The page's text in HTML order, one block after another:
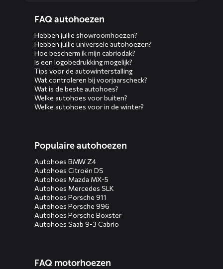
menusFAQ autohoezen
Hebben jullie showroomhoezen?
Hebben jullie universele autohoezen?
Hoe bescherm ik mijn cabriodak?
Is een logobedrukking mogelijk?
Tips voor de autowinterstalling
Wat controleren bij voorjaarscheck?
Wat is de beste autohoes?
Welke autohoes voor buiten?
Welke autohoes voor in de winter?
Populaire autohoezen
Autohoes BMW Z4
Autohoes Citroën DS
Autohoes Mazda MX-5
Autohoes Mercedes SLK
Autohoes Porsche 911
Autohoes Porsche 996
Autohoes Porsche Boxster
Autohoes Saab 9-3 Cabrio
FAQ motorhoezen